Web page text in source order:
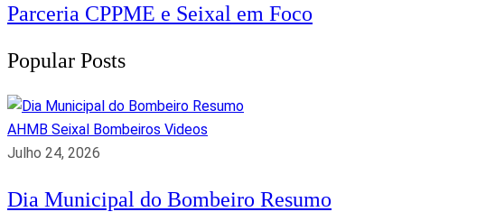
Parceria CPPME e Seixal em Foco
Popular Posts
AHMB Seixal Bombeiros Videos
Julho 24, 2026
Dia Municipal do Bombeiro Resumo